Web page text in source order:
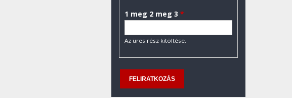
1 meg 2 meg 3 *
Az üres rész kitöltése.